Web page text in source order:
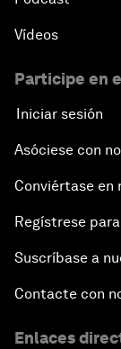
Vídeos
Participe en
Iniciar sesión
Asóciese con
Conviértase en
Regístrese
Suscríbase a
Contacte con
Enlaces